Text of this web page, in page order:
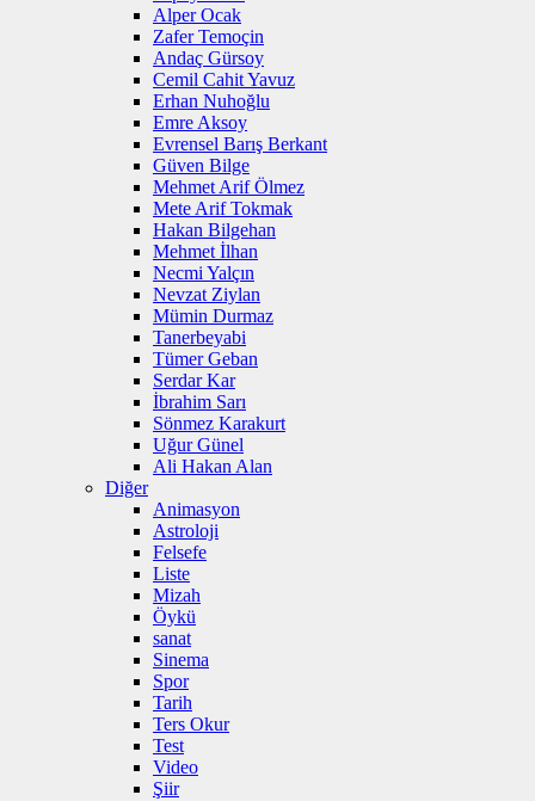
Alper Ocak
Zafer Temoçin
Andaç Gürsoy
Cemil Cahit Yavuz
Erhan Nuhoğlu
Emre Aksoy
Evrensel Barış Berkant
Güven Bilge
Mehmet Arif Ölmez
Mete Arif Tokmak
Hakan Bilgehan
Mehmet İlhan
Necmi Yalçın
Nevzat Ziylan
Mümin Durmaz
Tanerbeyabi
Tümer Geban
Serdar Kar
İbrahim Sarı
Sönmez Karakurt
Uğur Günel
Ali Hakan Alan
Diğer
Animasyon
Astroloji
Felsefe
Liste
Mizah
Öykü
sanat
Sinema
Spor
Tarih
Ters Okur
Test
Video
Şiir